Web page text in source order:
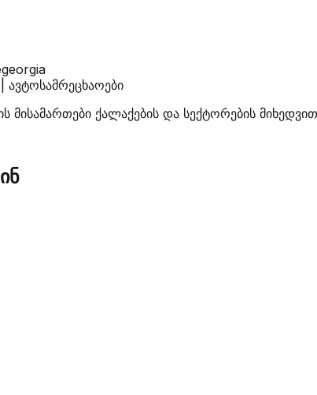
ავტოსამრეცხაოები
მისამართები ქალაქების და სექტორების